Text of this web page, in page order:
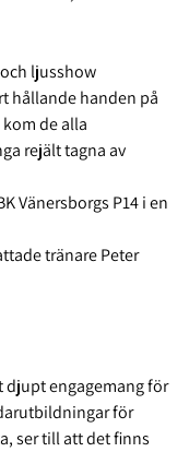
ljusshow
hållande handen på
de alla
rejält tagna av
Vänersborgs P14 i en
tränare Peter
djupt engagemang för
för
ser till att det finns